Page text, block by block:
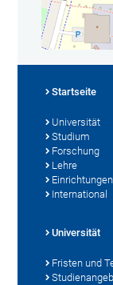
Startseite
Universität
Studium
Forschung
Lehre
Einrichtungen
International
Universität
Fristen und